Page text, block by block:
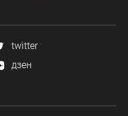
twitter
дзен